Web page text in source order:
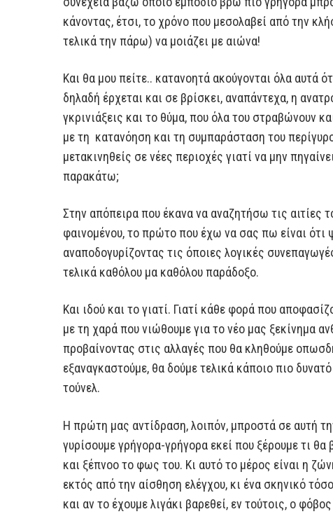
κάνοντας, έτσι, το χρόνο που μεσολαβεί από την
τελικά την πάρω) να μοιάζει με αιώνα!
Και θα μου πείτε.. κατανοητά ακούγονται όλα αυτά
δηλαδή έρχεται και σε βρίσκει, αναπάντεχα, η
γκρινιάξεις και το θύμα, που όλα του στραβώνουν
με τη κατανόηση και τη συμπαράσταση του
μετακινηθείς σε νέες περιοχές γιατί να μην
παρακάτω;
Στην απόπειρα που έκανα να αναζητήσω τις αιτίες
φαινομένου, το πρώτο που έχω να σας πω είναι ότι
αναποδογυρίζοντας τις όποιες λογικές
τελικά καθόλου μα καθόλου παράδοξο.
Και ιδού και το γιατί. Γιατί κάθε φορά που
με τη χαρά που νιώθουμε για το νέο μας ξεκίνημα
προβαίνοντας στις αλλαγές που θα κληθούμε
εξαναγκαστούμε, θα δούμε τελικά κάποιο πιο
τούνελ.
Η πρώτη μας αντίδραση, λοιπόν, μπροστά σε αυτή
γυρίσουμε γρήγορα-γρήγορα εκεί που ξέρουμε τι
και ξέπνοο το φως του. Κι αυτό το μέρος είναι η
εκτός από την αίσθηση ελέγχου, κι ένα σκηνικό
και αν το έχουμε λιγάκι βαρεθεί, εν τούτοις, ο